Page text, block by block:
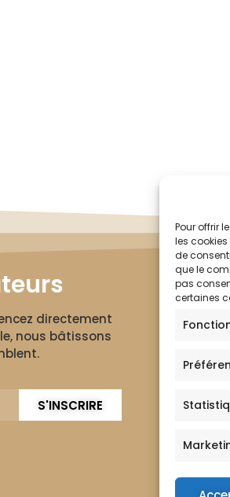
Pour offrir
les
de
que le
pas
certaines
directement
nous bâtissons
S'INSCRIRE